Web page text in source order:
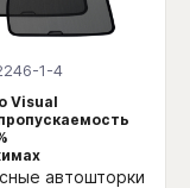
1-4
Visual
автошторки